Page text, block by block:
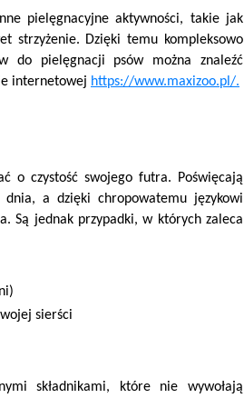
pielęgnacyjne aktywności, takie jak
strzyżenie. Dzięki temu kompleksowo
do pielęgnacji psów można znaleźć
internetowej https://www.maxizoo.pl/.
o czystość swojego futra. Poświęcają
dnia, a dzięki chropowatemu językowi
Są jednak przypadki, w których zaleca
sierści
składnikami, które nie wywołają